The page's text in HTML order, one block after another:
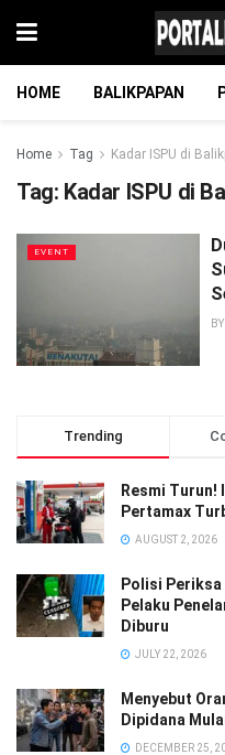
HOME BALIKPAPAN
Home Tag Kadar ISPU di
Tag: Kadar ISPU di
EVENT
BY
Trending
Resmi Turun!
Pertamax
AUGUST 2, 2026
Polisi Periksa
Pelaku
Diburu
JULY 22, 2026
Menyebut
Dipidana
DECEMBER 25,